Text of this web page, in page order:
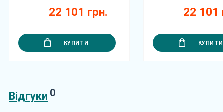
22 101 грн.
КУПИТИ
22 101
КУПИТИ
Відгуки 0